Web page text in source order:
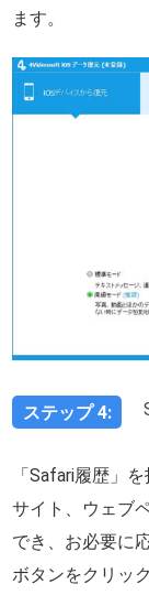
ます。
ステップ 4:
「Safari履歴」
サイト、ウェブ
でき、お必要に
ボタンをクリッ